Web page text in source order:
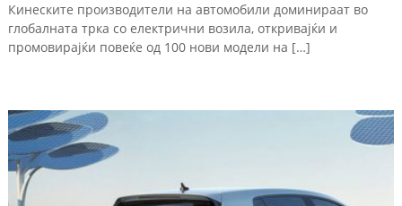
Кинеските производители на автомобили доминираат во
глобалната трка со електрични возила, откривајќи и
промовирајќи повеќе од 100 нови модели на […]